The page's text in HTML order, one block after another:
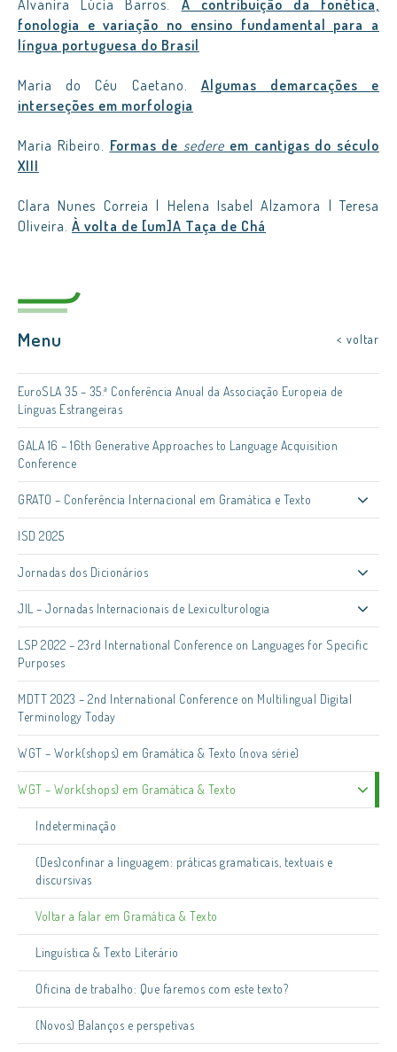
Alvanira Lúcia Barros. A contribuição da fonética,
fonologia e variação no ensino fundamental para a
língua portuguesa do Brasil
Maria do Céu Caetano. Algumas demarcações e
interseções em morfologia
Maria Ribeiro. Formas de sedere em cantigas do século
XIII
Clara Nunes Correia | Helena Isabel Alzamora | Teresa
Oliveira. À volta de [um]A Taça de Chá
Menu < voltar
EuroSLA 35 – 35.ª Conferência Anual da Associação Europeia de
Línguas Estrangeiras
GALA 16 – 16th Generative Approaches to Language Acquisition
Conference
GRATO – Conferência Internacional em Gramática e Texto
ISD 2025
Jornadas dos Dicionários
JIL – Jornadas Internacionais de Lexiculturologia
LSP 2022 – 23rd International Conference on Languages for Specific
Purposes
MDTT 2023 – 2nd International Conference on Multilingual Digital
Terminology Today
WGT – Work(shops) em Gramática & Texto (nova série)
WGT – Work(shops) em Gramática & Texto
Indeterminação
(Des)confinar a linguagem: práticas gramaticais, textuais e
discursivas
Voltar a falar em Gramática & Texto
Linguística & Texto Literário
Oficina de trabalho: Que faremos com este texto?
(Novos) Balanços e perspetivas